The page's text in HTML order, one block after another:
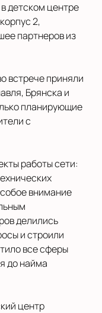
детском центре
2,
партнеров из
встрече приняли
Брянска и
планирующие
с
работы сети:
внимание
делились
и строили
все сферы
до найма
центр